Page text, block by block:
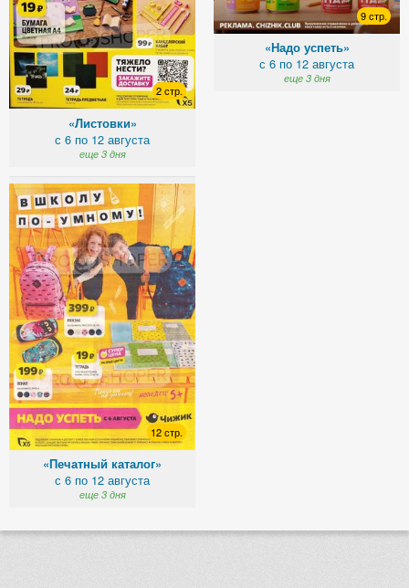
2 стр.
«Листовки»
с 6 по 12 августа
еще 3 дня
9 стр.
«Надо успеть»
с 6 по 12 августа
еще 3 дня
12 стр.
«Печатный каталог»
с 6 по 12 августа
еще 3 дня